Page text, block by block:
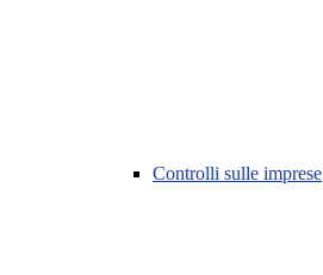
Controlli sulle imprese